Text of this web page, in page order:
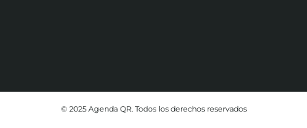
© 2025 Agenda QR. Todos los derechos reservados